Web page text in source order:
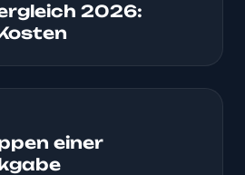
2026:
einer